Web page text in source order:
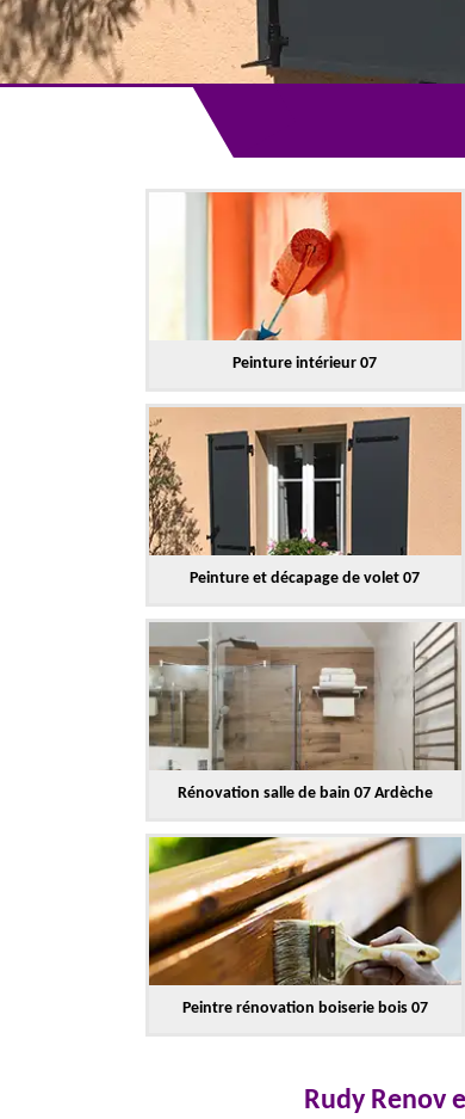
Peinture intérieur 07
Peinture et décapage de volet 07
Rénovation salle de bain 07 Ardèche
Peintre rénovation boiserie bois 07
Rudy Renov